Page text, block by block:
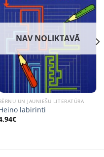
NAV NOLIKTAVĀ
UN JAUNIEŠU LITERATŪRA
labirinti
€